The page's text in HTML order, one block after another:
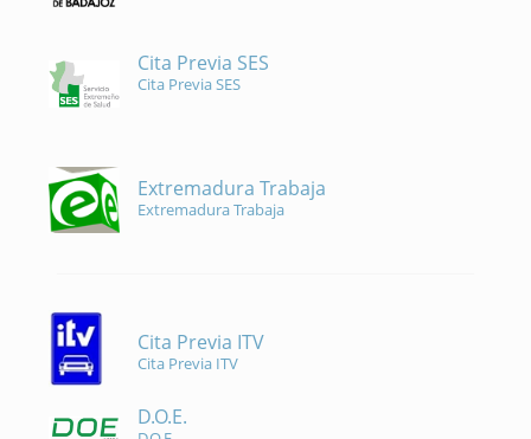
Cita Previa SES
Cita Previa SES
Extremadura Trabaja
Extremadura Trabaja
Cita Previa ITV
Cita Previa ITV
D.O.E.